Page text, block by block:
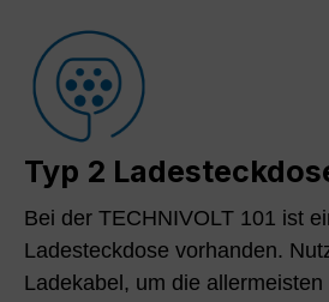
Typ 2
Bei der TECHNIVOLT 101 ist
Ladesteckdose vorhanden.
Ladekabel, um die